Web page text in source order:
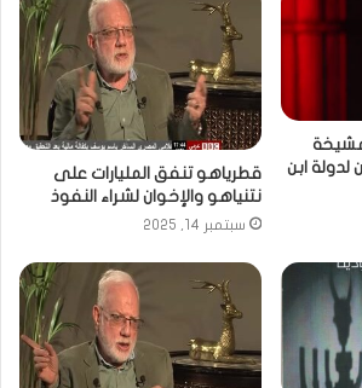
ابن
قطرياهو تنفق المليارات على
نتنياهو والإخوان لشراء النفوذ
سبتمبر 14, 2025